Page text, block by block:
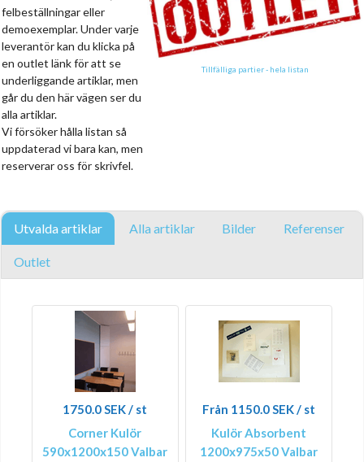
felbeställningar eller
demoexemplar. Under varje
leverantör kan du klicka på
en outlet länk för att se
underliggande artiklar, men
går du den här vägen ser du
alla artiklar.
Vi försöker hålla listan så
uppdaterad vi bara kan, men
reserverar oss för skrivfel.
Tillfälliga partier - hela listan
Utvalda artiklar Alla artiklar Bilder Referenser
Outlet
1750.0 SEK / st
Corner Kulör
590x1200x150 Valbar
Från 1150.0 SEK / st
Kulör Absorbent
1200x975x50 Valbar